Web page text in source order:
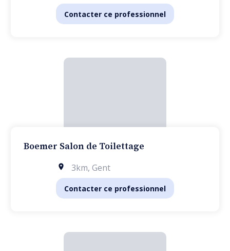
Contacter ce professionnel
Boemer Salon de Toilettage
3km, Gent
Contacter ce professionnel